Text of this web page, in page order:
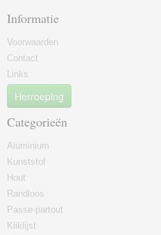
Informatie
Voorwaarden
Contact
Links
Herroeping
Categorieën
Aluminium
Kunststof
Hout
Randloos
Passe-partout
Kliklijst